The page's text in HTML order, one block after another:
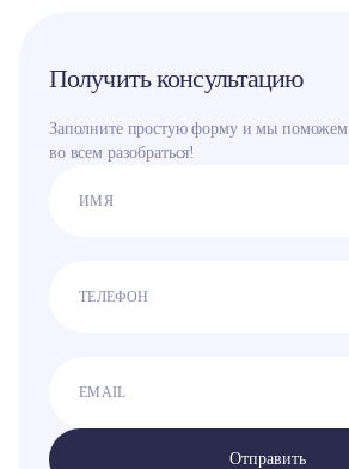
Получить консультацию
Заполните простую форму и мы поможем
во всем разобраться!
Отправить